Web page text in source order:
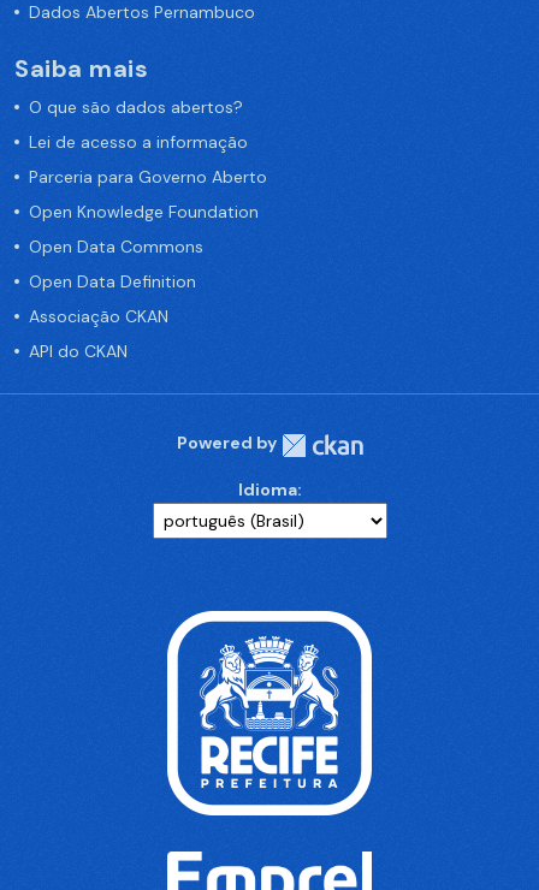
Dados Abertos Pernambuco
Saiba mais
O que são dados abertos?
Lei de acesso a informação
Parceria para Governo Aberto
Open Knowledge Foundation
Open Data Commons
Open Data Definition
Associação CKAN
API do CKAN
Powered by
Idioma